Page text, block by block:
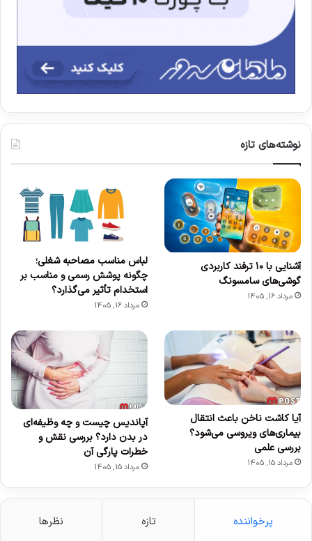
نوشته‌های تازه
آشنایی با ۱۰ ترفند کاربردی
گوشی‌های سامسونگ
مرداد 16, 1405
لباس مناسب مصاحبه شغلی؛
چگونه پوشش رسمی و مناسب بر
استخدام تأثیر می‌گذارد؟
مرداد 16, 1405
آیا کاشت ناخن باعث انتقال
بیماری‌های ویروسی می‌شود؟
بررسی علمی
مرداد 15, 1405
آپاندیس چیست و چه وظیفه‌ای
در بدن دارد؟ بررسی نقش و
خطرات پارگی آن
مرداد 15, 1405
پرخواننده تازه نظرها